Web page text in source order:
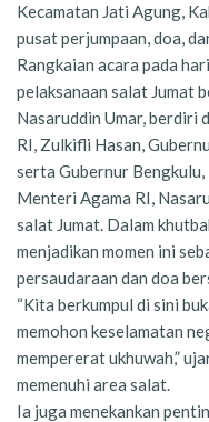
Kecamatan Jati Agung,
pusat perjumpaan, doa,
Rangkaian acara pada
pelaksanaan salat Jumat
Nasaruddin Umar, berdiri
RI, Zulkifli Hasan,
serta Gubernur Bengkulu,
Menteri Agama RI,
salat Jumat. Dalam
menjadikan momen ini
persaudaraan dan doa
“Kita berkumpul di sini
memohon keselamatan
mempererat ukhuwah,”
memenuhi area salat.
Ia juga menekankan